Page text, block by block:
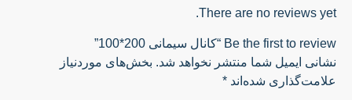
There are no reviews yet.
Be the first to review “کانال سیمانی 200*100”
نشانی ایمیل شما منتشر نخواهد شد. بخش‌های موردنیاز
علامت‌گذاری شده‌اند *